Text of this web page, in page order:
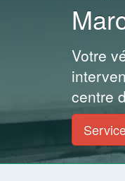
Votre
centre